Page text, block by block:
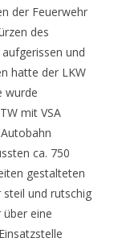
der Feuerwehr
des
und
hatte der LKW
wurde
mit VSA
ca. 750
gestalteten
steil und rutschig
eine